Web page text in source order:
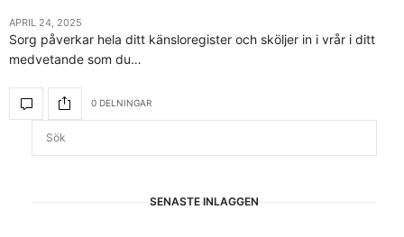
APRIL 24, 2025
Sorg påverkar hela ditt känsloregister och sköljer in i vrår i ditt
medvetande som du…
0 DELNINGAR
SENASTE INLÄGGEN